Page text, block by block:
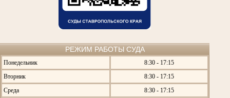
РЕЖИМ РАБОТЫ СУДА
Понедельник
8:30 - 17:15
Вторник
8:30 - 17:15
Среда
8:30 - 17:15